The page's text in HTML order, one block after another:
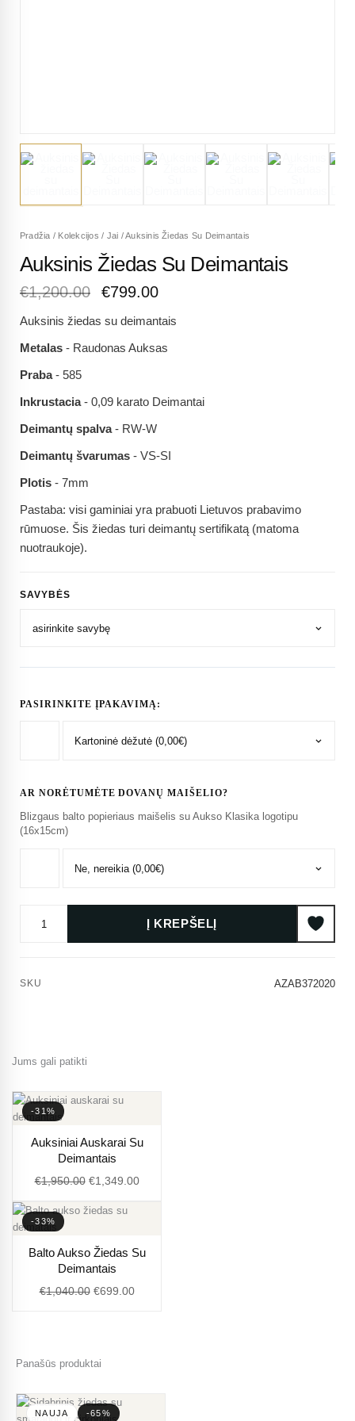
Pradžia / Kolekcijos / Jai /Auksinis Žiedas Su Deimantais
Auksinis Žiedas Su Deimantais
€1,200.00 €799.00
Auksinis žiedas su deimantais
Metalas - Raudonas Auksas
Praba- 585
Inkrustacia- 0,09 karato Deimantai
Deimantų spalva- RW-W
Deimantų švarumas - VS-SI
Plotis - 7mm
Pastaba: visi gaminiai yra prabuoti Lietuvos prabavimo
rūmuose. Šis žiedas turi deimantų sertifikatą (matoma
nuotraukoje).
SAVYBĖS
PASIRINKITE ĮPAKAVIMĄ:
AR NORĖTUMĖTE DOVANŲ MAIŠELIO?
Blizgaus balto popieriaus maišelis su Aukso Klasika logotipu
(16x15cm)
Į KREPŠELĮ
SKU AZAB372020
Jums gali patikti
-31%
Auksiniai Auskarai Su
Deimantais
€1,950.00
price
was:
€1,950.00.
€1,349.00
price
€1,349.00.
-33%
Balto Aukso Žiedas Su
Deimantais
€1,040.00
price
was:
€1,040.00.
€699.00
price
€699.00.
Panašūs produktai
NAUJA -65%